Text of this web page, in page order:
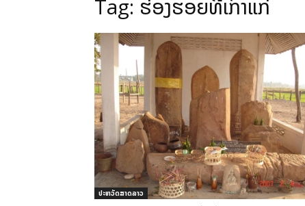
Tag: ຮ່ອງຮອຍທີ່ເກົ່າແກ່
ປະຫວັດສາດລາວ